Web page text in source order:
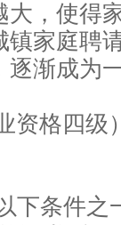
，使得
镇家庭聘
渐成为
资格四级
下条件之